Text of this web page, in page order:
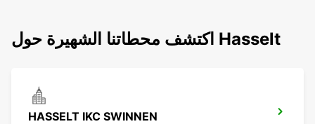
اكتشف محطاتنا الشهيرة حول Hasselt
HASSELT IKC SWINNEN